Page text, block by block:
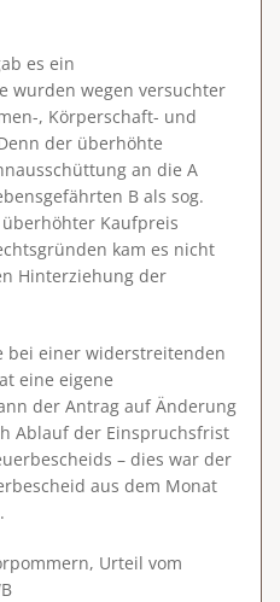
es ein
wurden wegen versuchter
, Körperschaft- und
der überhöhte
an die A
B als sog.
Kaufpreis
kam es nicht
Hinterziehung der
bei einer widerstreitenden
eine eigene
der Antrag auf Änderung
Ablauf der Einspruchsfrist
– dies war der
aus dem Monat
Urteil vom